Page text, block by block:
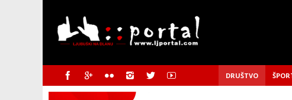
DRUŠTVO